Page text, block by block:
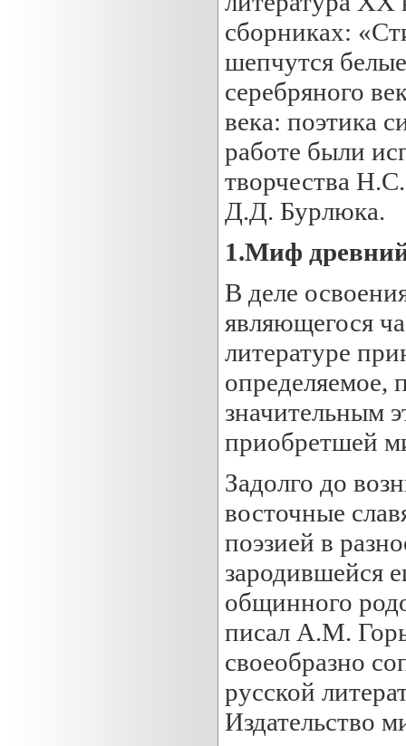
сборниках:
шепчутся
серебряного
века: поэтика
работе были
творчества
Д.Д. Бурлюка.
1.Миф
В деле
являющегося
литературе
определяемое,
значительным
приобретшей
Задолго до
восточные
поэзией в
зародившейся
общинного
писал А.М.
своеобразно
русской
Издательство